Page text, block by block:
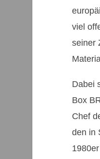
viel
seiner
Dabei
Box
Chef
den in